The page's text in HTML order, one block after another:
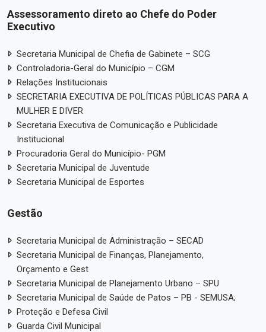
Assessoramento direto ao Chefe do Poder
Executivo
Secretaria Municipal de Chefia de Gabinete – SCG
Controladoria-Geral do Município – CGM
Relações Institucionais
SECRETARIA EXECUTIVA DE POLÍTICAS PÚBLICAS PARA A
MULHER E DIVER
Secretaria Executiva de Comunicação e Publicidade
Institucional
Procuradoria Geral do Município- PGM
Secretaria Municipal de Juventude
Secretaria Municipal de Esportes
Gestão
Secretaria Municipal de Administração – SECAD
Secretaria Municipal de Finanças, Planejamento,
Orçamento e Gest
Secretaria Municipal de Planejamento Urbano – SPU
Secretaria Municipal de Saúde de Patos – PB - SEMUSA;
Proteção e Defesa Civil
Guarda Civil Municipal